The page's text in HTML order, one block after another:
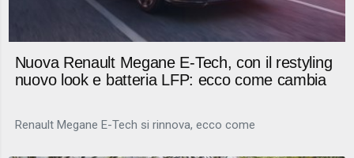
Nuova Renault Megane E-Tech, con il restyling
nuovo look e batteria LFP: ecco come cambia
Renault Megane E-Tech si rinnova, ecco come